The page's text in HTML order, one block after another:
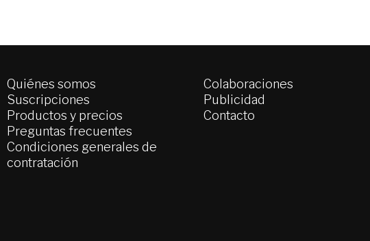
Quiénes somos
Suscripciones
Productos y precios
Preguntas frecuentes
Condiciones generales de
contratación
Colaboraciones
Publicidad
Contacto